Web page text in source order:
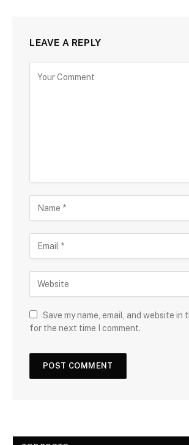
LEAVE A REPLY
Save my name, email, and website in
for the next time I comment.